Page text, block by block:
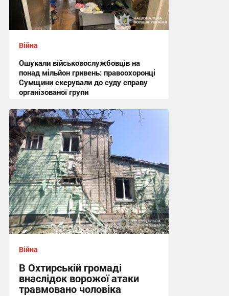
Війна
Ошукали військовослужбовців на
понад мільйон гривень: правоохоронці
Сумщини скерували до суду справу
організованої групи
12:47 сьогодні
Війна
В Охтирській громаді
внаслідок ворожої атаки
травмовано чоловіка